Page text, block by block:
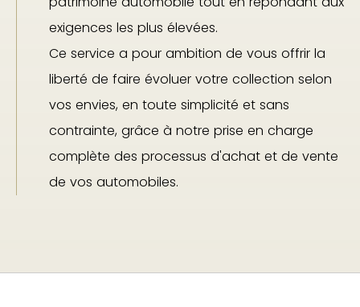
exigences les plus élevées.
Ce service a pour ambition de vous offrir la
liberté de faire évoluer votre collection selon
vos envies, en toute simplicité et sans
contrainte, grâce à notre prise en charge
complète des processus d'achat et de vente
de vos automobiles.